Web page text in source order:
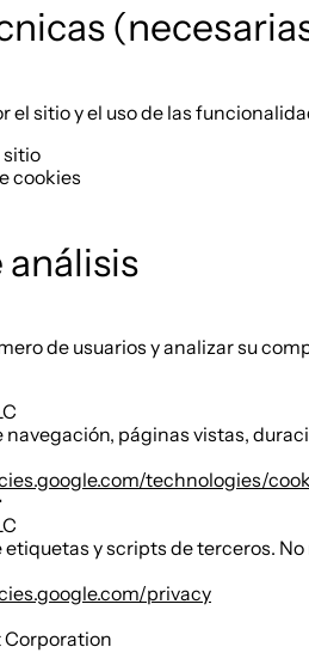
el sitio y el uso de las
sitio
cookies
análisis
de usuarios y analizar su
navegación, páginas vistas,
technologies/
etiquetas y scripts de terceros.
privacy